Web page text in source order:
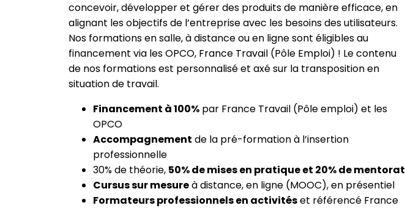
concevoir, développer et gérer des produits de manière efficace, en
alignant les objectifs de l’entreprise avec les besoins des utilisateurs.
Nos formations en salle, à distance ou en ligne sont éligibles au
financement via les OPCO, France Travail (Pôle Emploi) ! Le contenu
de nos formations est personnalisé et axé sur la transposition en
situation de travail.
Financement à 100% par France Travail (Pôle emploi) et les
OPCO
Accompagnement de la pré-formation à l’insertion
professionnelle
30% de théorie, 50% de mises en pratique et 20% de mentorat
Cursus sur mesureà distance, en ligne (MOOC), en présentiel
Formateurs professionnels en activitéset référencé France